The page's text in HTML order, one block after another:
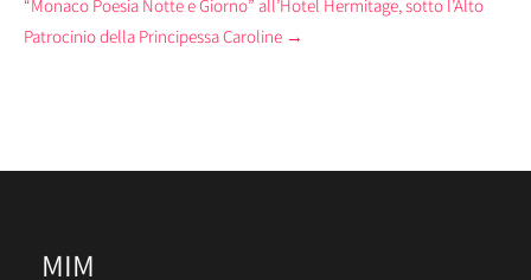
“Monaco Poesia Notte e Giorno” all’Hotel Hermitage, sotto l’Alto
Patrocinio della Principessa Caroline →
MIM